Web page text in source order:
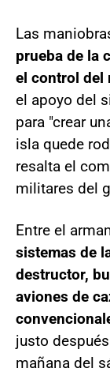
Las
prueba de la
el control del
el apoyo del
para "crear
isla quede
resalta el
militares del
Entre el
sistemas de
destructor,
aviones de
justo
mañana del